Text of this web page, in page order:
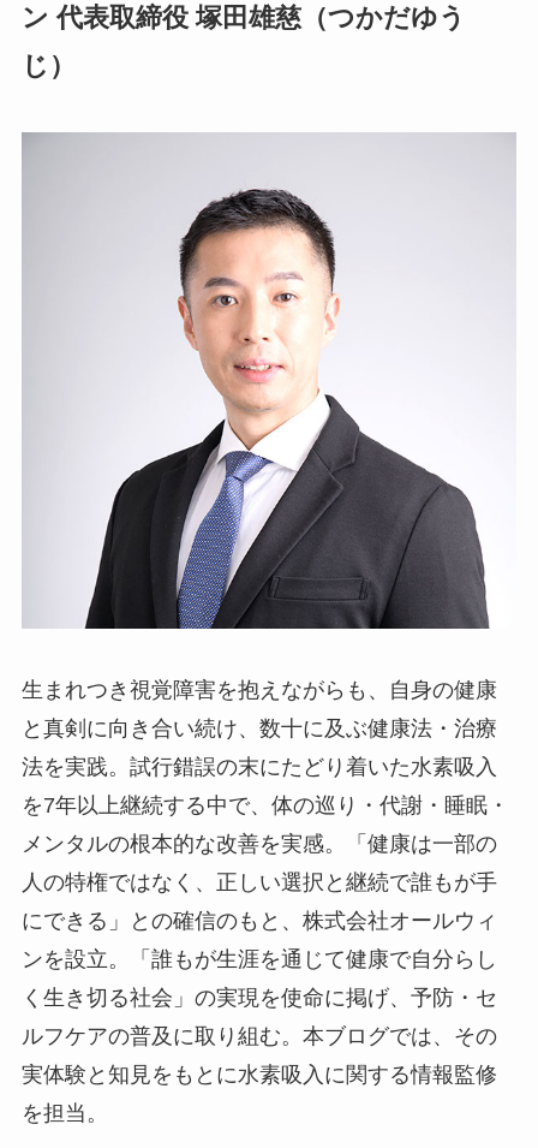
ン 代表取締役 塚田雄慈（つかだゆう
じ）
生まれつき視覚障害を抱えながらも、自身の健康
と真剣に向き合い続け、数十に及ぶ健康法・治療
法を実践。試行錯誤の末にたどり着いた水素吸入
を7年以上継続する中で、体の巡り・代謝・睡眠・
メンタルの根本的な改善を実感。「健康は一部の
人の特権ではなく、正しい選択と継続で誰もが手
にできる」との確信のもと、株式会社オールウィ
ンを設立。「誰もが生涯を通じて健康で自分らし
く生き切る社会」の実現を使命に掲げ、予防・セ
ルフケアの普及に取り組む。本ブログでは、その
実体験と知見をもとに水素吸入に関する情報監修
を担当。